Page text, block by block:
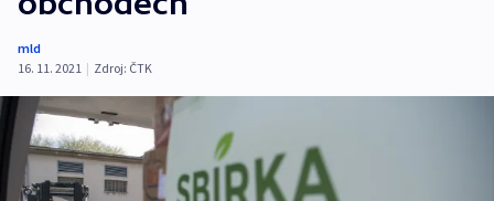
mld
16. 11. 2021 | Zdroj: ČTK